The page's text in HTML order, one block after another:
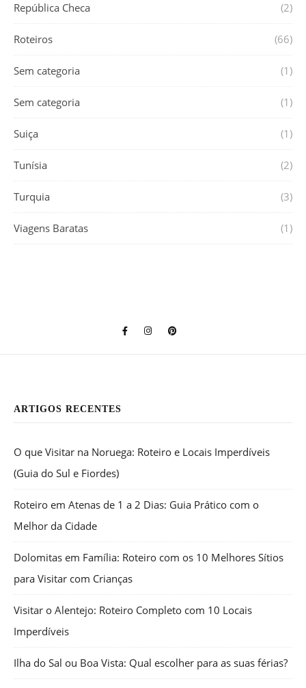
República Checa (2)
Roteiros (66)
Sem categoria (1)
Sem categoria (1)
Suiça (1)
Tunísia (2)
Turquia (3)
Viagens Baratas (1)
ARTIGOS RECENTES
O que Visitar na Noruega: Roteiro e Locais Imperdíveis
(Guia do Sul e Fiordes)
Roteiro em Atenas de 1 a 2 Dias: Guia Prático com o
Melhor da Cidade
Dolomitas em Família: Roteiro com os 10 Melhores Sítios
para Visitar com Crianças
Visitar o Alentejo: Roteiro Completo com 10 Locais
Imperdíveis
Ilha do Sal ou Boa Vista: Qual escolher para as suas férias?